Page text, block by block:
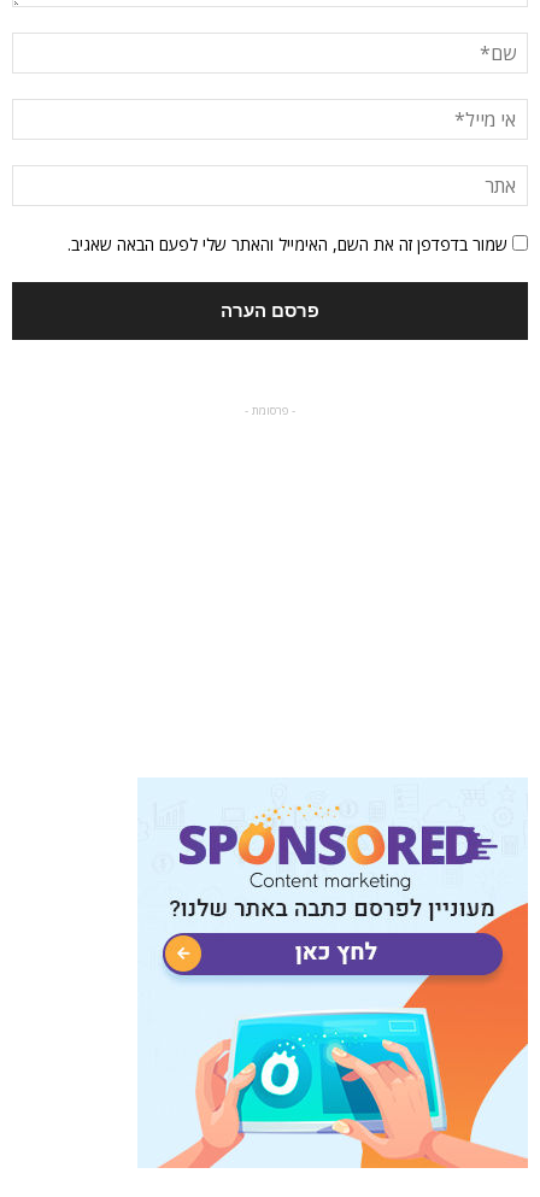
שמור בדפדפן זה את השם, האימייל והאתר שלי לפעם הבאה שאגיב.
- פרסומת -